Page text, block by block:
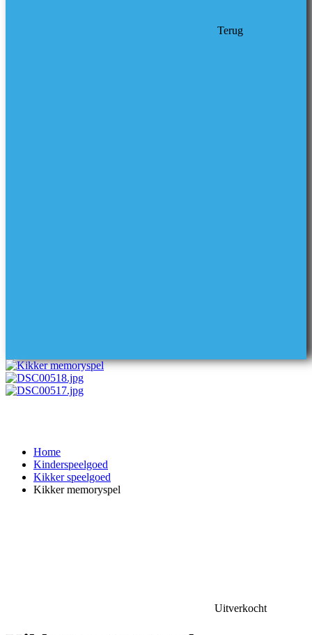
Terug
Home
Kinderspeelgoed
Kikker speelgoed
Kikker memoryspel
Uitverkocht